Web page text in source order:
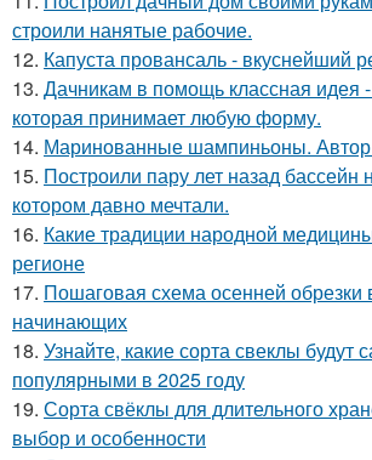
строили нанятые рабочие.
12. Капуста провансаль - вкуснейший
13. Дачникам в помощь классная идея
которая принимает любую форму.
14. Маринованные шампиньоны.
15. Построили пару лет назад бассейн
котором давно мечтали.
16. Какие традиции народной
регионе
17. Пошаговая схема осенней обрезки
начинающих
18. Узнайте, какие сорта свеклы будут
популярными в 2025 году
19. Сорта свёклы для длительного
выбор и особенности